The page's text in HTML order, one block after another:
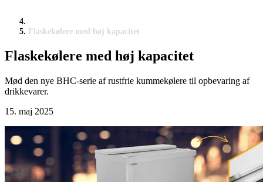
Flaskekølere med høj kapacitet
Flaskekølere med høj kapacitet
Mød den nye BHC-serie af rustfrie kummekølere til opbevaring af
drikkevarer.
15. maj 2025